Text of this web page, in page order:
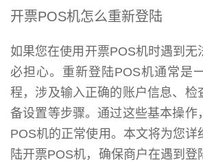
开票POS机怎么重新登陆
如果您在使用开票POS机时遇到无
必担心。重新登陆POS机通常是
程，涉及输入正确的账户信息、检
备设置等步骤。通过这些基本操作
POS机的正常使用。本文将为您详
陆开票POS机，确保商户在遇到登